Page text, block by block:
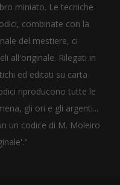
miniato. Le tecniche
combinate con la
del mestiere, ci
all'originale. Rilegati in
ed editati su carta
riproducono tutte le
gli ori e gli argenti...
un codice di M. Moleiro